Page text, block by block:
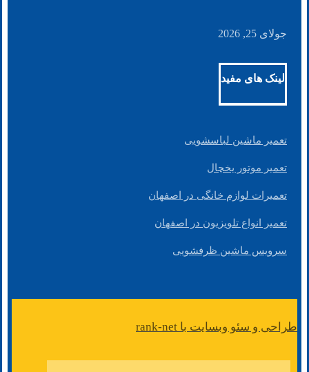
جولای 25, 2026
لینک های مفید
تعمیر ماشین لباسشویی
تعمیر موتور یخچال
تعمیرات لوازم خانگی در اصفهان
تعمیر انواع تلویزیون در اصفهان
سرویس ماشین ظرفشویی
طراحی و سئو وبسایت با rank-net